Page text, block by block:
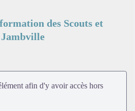
des Scouts et
Jambville
afin d'y avoir accès hors